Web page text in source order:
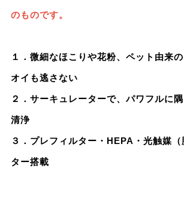
のものです。
１．微細なほこりや花粉、ペット由来
オイも逃さない
２．サーキュレーターで、パワフルに
清浄
３．プレフィルター・HEPA・光触媒
ター搭載